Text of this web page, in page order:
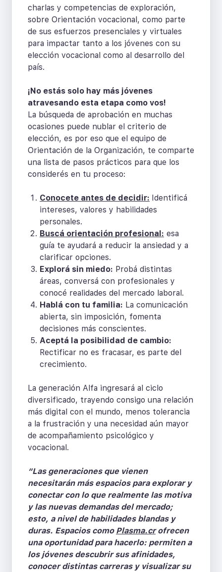
charlas y competencias de exploración,
sobre Orientación vocacional, como parte
de sus esfuerzos presenciales y virtuales
para impactar tanto a los jóvenes con su
elección vocacional como al desarrollo del
país.
¡No estás solo hay más jóvenes
atravesando esta etapa como vos!
La búsqueda de aprobación en muchas
ocasiones puede nublar el criterio de
elección, es por eso que el equipo de
Orientación de la Organización, te comparte
una lista de pasos prácticos para que los
considerés en tu proceso:
Conocete antes de decidir: Identificá
intereses, valores y habilidades
personales.
Buscá orientación profesional: esa
guía te ayudará a reducir la ansiedad y a
clarificar opciones.
Explorá sin miedo: Probá distintas
áreas, conversá con profesionales y
conocé realidades del mercado laboral.
Hablá con tu familia: La comunicación
abierta, sin imposición, fomenta
decisiones más conscientes.
Aceptá la posibilidad de cambio:
Rectificar no es fracasar, es parte del
crecimiento.
La generación Alfa ingresará al ciclo
diversificado, trayendo consigo una relación
más digital con el mundo, menos tolerancia
a la frustración y una necesidad aún mayor
de acompañamiento psicológico y
vocacional.
“Las generaciones que vienen
necesitarán más espacios para explorar y
conectar con lo que realmente las motiva
y las nuevas demandas del mercado;
esto, a nivel de habilidades blandas y
duras. Espacios como Plasma.crofrecen
una oportunidad para hacerlo: permiten a
los jóvenes descubrir sus afinidades,
conocer distintas carreras y visualizar su